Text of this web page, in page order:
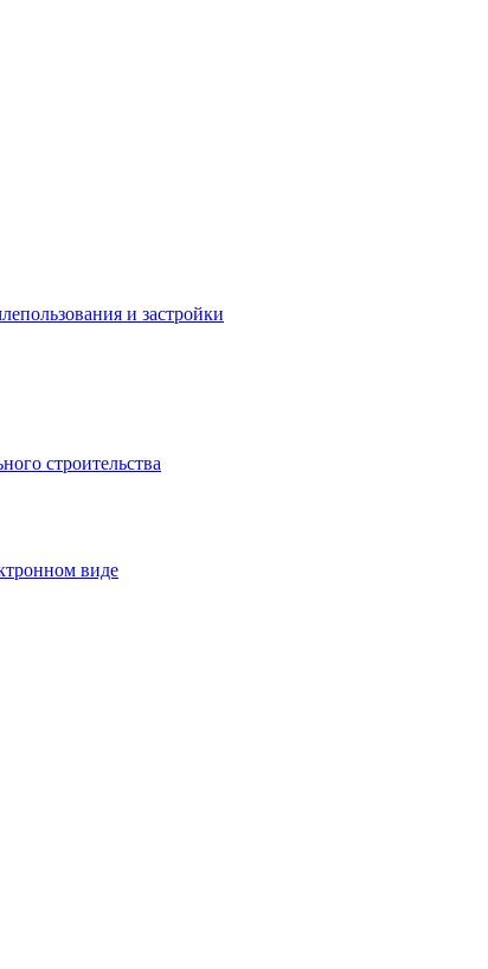
и застройки
строительства
виде